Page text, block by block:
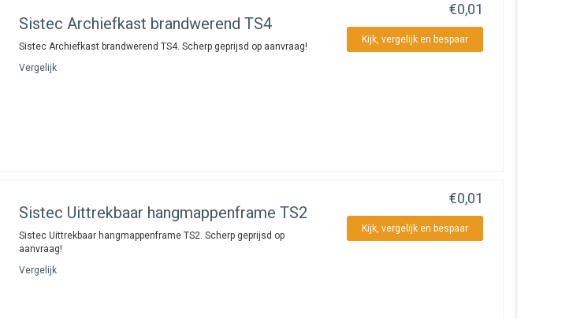
Sistec Archiefkast brandwerend TS4
Sistec Archiefkast brandwerend TS4. Scherp geprijsd op aanvraag!
Vergelijk
€0,01
Kijk, vergelijk en bespaar
Sistec Uittrekbaar hangmappenframe TS2
Sistec Uittrekbaar hangmappenframe TS2. Scherp geprijsd op
aanvraag!
Vergelijk
€0,01
Kijk, vergelijk en bespaar